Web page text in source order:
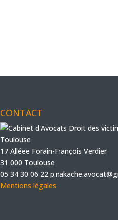
CONTACT
17 Alléee Forain-François Verdier
31 000 Toulouse
05 34 30 06 22
Mentions légales